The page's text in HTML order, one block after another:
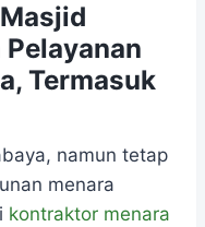
Termasuk
namun tetap
menara
kontraktor menara